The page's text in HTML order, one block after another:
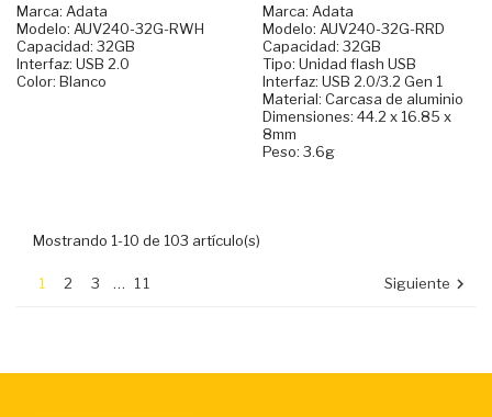
Marca: Adata
Modelo: AUV240-32G-RWH
Capacidad: 32GB
Interfaz: USB 2.0
Color: Blanco
Marca: Adata
Modelo: AUV240-32G-RRD
Capacidad: 32GB
Tipo: Unidad flash USB
Interfaz: USB 2.0/3.2 Gen 1
Material: Carcasa de aluminio
Dimensiones: 44.2 x 16.85 x
8mm
Peso: 3.6g
Mostrando 1-10 de 103 artículo(s)
1 2 3 … 11 Siguiente 